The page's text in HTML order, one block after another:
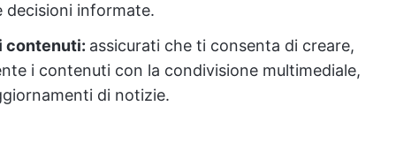
decisioni informate.
contenuti: assicurati che ti consenta di creare,
i contenuti con la condivisione multimediale,
di notizie.